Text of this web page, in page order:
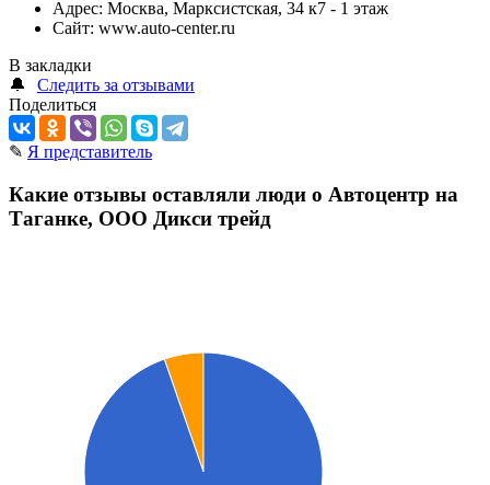
Адрес: Москва, Марксистская, 34 к7 - 1 этаж
Сайт: www.auto-center.ru
В закладки
🔔
Следить за отзывами
Поделиться
✎ Я представитель
Какие отзывы оставляли люди о Автоцентр на
Таганке, ООО Дикси трейд